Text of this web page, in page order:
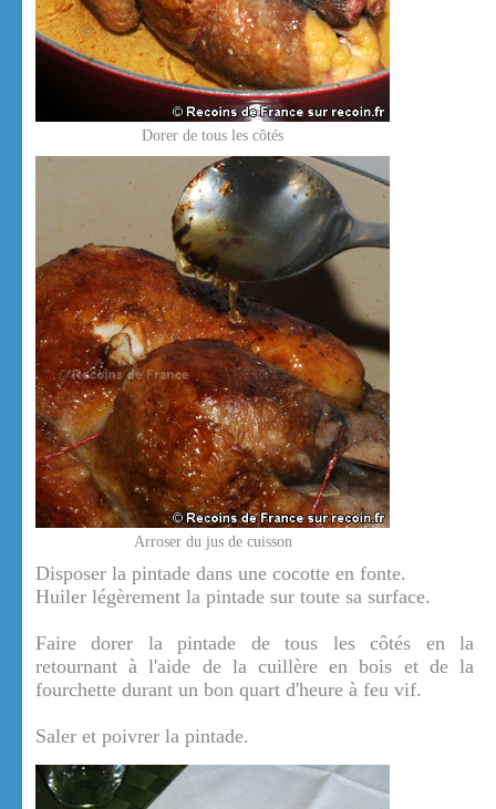
Dorer de tous les côtés
Arroser du jus de cuisson
Disposer la pintade dans une cocotte en fonte.
Huiler légèrement la pintade sur toute sa surface.
Faire dorer la pintade de tous les côtés en la
retournant à l'aide de la cuillère en bois et de la
fourchette durant un bon quart d'heure à feu vif.
Saler et poivrer la pintade.